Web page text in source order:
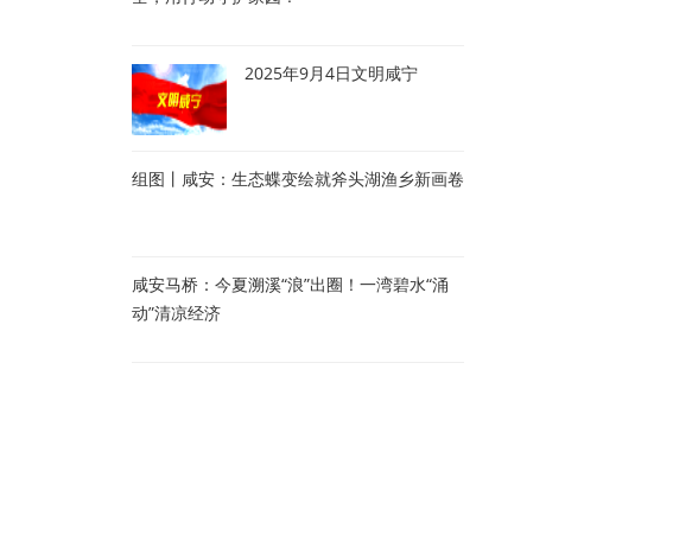
2025年9月4日文明咸宁
组图丨咸安：生态蝶变绘就斧头湖渔乡新画卷
咸安马桥：今夏溯溪“浪”出圈！一湾碧水“涌
动”清凉经济